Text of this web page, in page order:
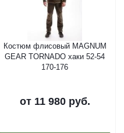
Костюм флисовый MAGNUM
GEAR TORNADO хаки 52-54
170-176
от 11 980 руб.